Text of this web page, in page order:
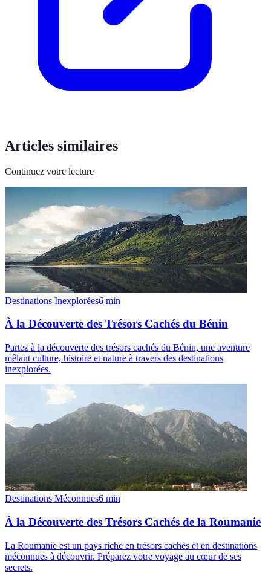
Articles similaires
Continuez votre lecture
Destinations Inexplorées6 min
À la Découverte des Trésors Cachés du Bénin
Partez à la découverte des trésors cachés du Bénin, une aventure
mêlant culture, histoire et nature à travers des destinations
inexplorées.
Destinations Méconnues6 min
À la Découverte des Trésors Cachés de la Roumanie
La Roumanie est un pays riche en trésors cachés et en destinations
méconnues à découvrir. Préparez votre voyage au cœur de ses
secrets.